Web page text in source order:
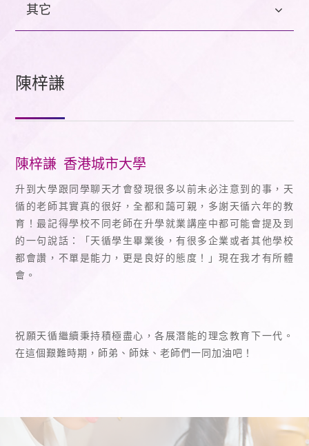
其它
陳梓謙
陳梓謙 香港城市大學
升到大學跟同學聊天才會發現很多以前未必注意到的事，天
循的老師其實真的很好，全都和藹可親，多謝天循六年的教
育！最記得學校不同老師在升學就業講座中都可能會提及到
的一句說話：「天循學生畢業後，有很多企業或者其他學校
都會讚，不單是能力，更是良好的態度！」現在我才有所體
會。
祝願天循繼續秉持積極盡心，各展潛能的理念教育下一代。
在這個艱難時期，師弟、師妹、老師們一同加油吧！